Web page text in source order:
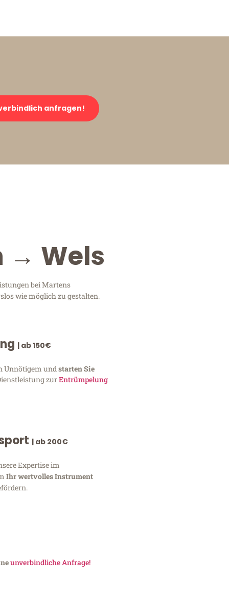
anfragen!
→ Wels
bei Martens
wie möglich zu gestalten.
| ab 150€
Unnötigem undstarten Sie
zurEntrümpelung
| ab 200€
Expertise im
Ihr wertvolles Instrument
unverbindliche Anfrage!